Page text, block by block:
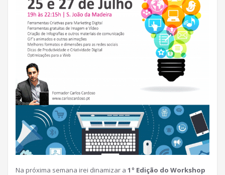
Na próxima semana irei dinamizar a 1º Edição do Workshop